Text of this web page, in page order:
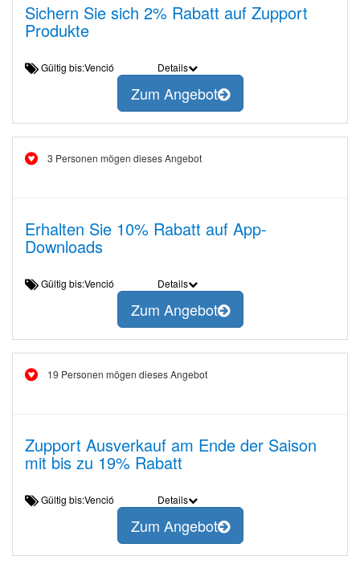
Sichern Sie sich 2% Rabatt auf Zupport
Produkte
Gültig bis:Venció Details
Zum Angebot
3 Personen mögen dieses Angebot
Erhalten Sie 10% Rabatt auf App-
Downloads
Gültig bis:Venció Details
Zum Angebot
19 Personen mögen dieses Angebot
Zupport Ausverkauf am Ende der Saison
mit bis zu 19% Rabatt
Gültig bis:Venció Details
Zum Angebot